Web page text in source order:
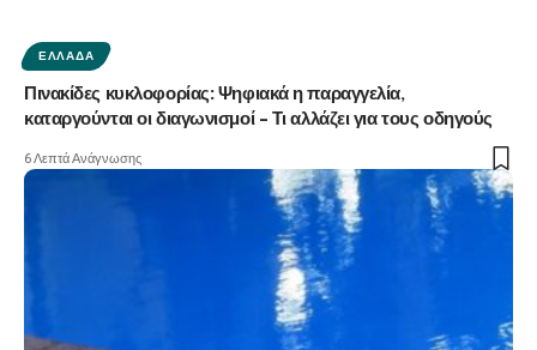
ΕΛΛΆΔΑ
Πινακίδες κυκλοφορίας: Ψηφιακά η παραγγελία,
καταργούνται οι διαγωνισμοί – Τι αλλάζει για τους οδηγούς
6 Λεπτά Ανάγνωσης